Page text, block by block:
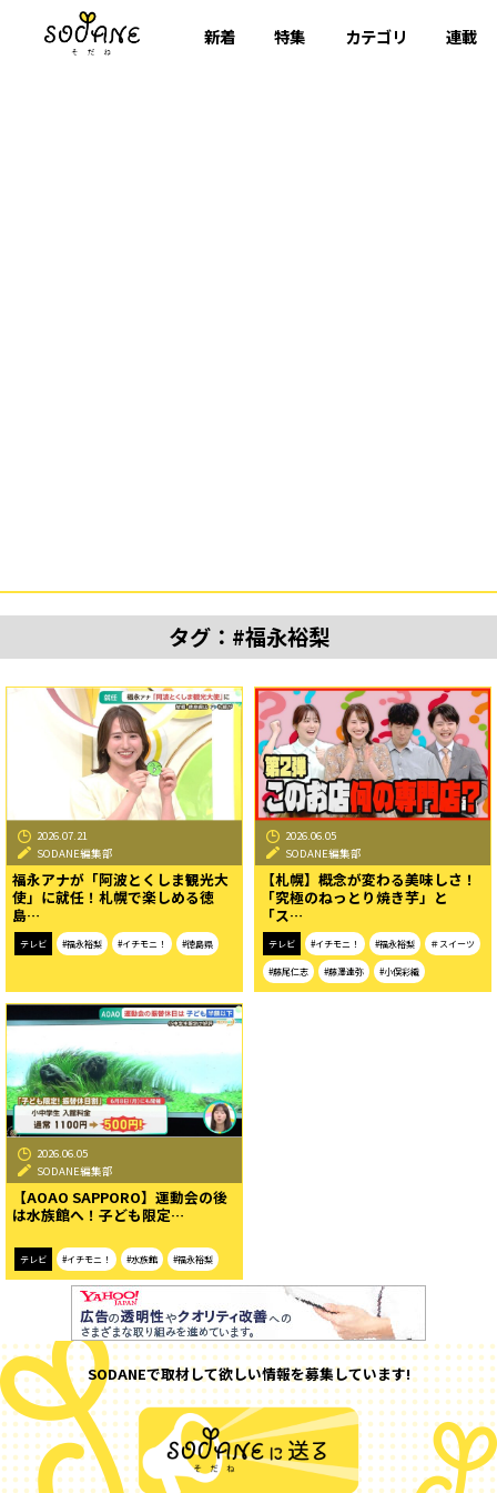
新着 特集 カテゴリ 連載
タグ：#福永裕梨
2026.07.21
SODANE編集部
福永アナが「阿波とくしま観光大
使」に就任！札幌で楽しめる徳
島…
テレビ #福永裕梨 #イチモニ！ #徳島県
2026.06.05
SODANE編集部
【札幌】概念が変わる美味しさ！
「究極のねっとり焼き芋」と
「ス…
テレビ #イチモニ！ #福永裕梨 ＃スイーツ
#藤尾仁志 #藤澤達弥 #小俣彩織
2026.06.05
SODANE編集部
【AOAO SAPPORO】運動会の後
は水族館へ！子ども限定…
テレビ #イチモニ！ #水族館 #福永裕梨
SODANEで取材して欲しい情報を募集しています!